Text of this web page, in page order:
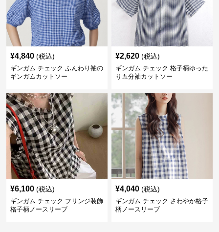
¥4,840 (税込)
ギンガム チェック ふんわり袖の
ギンガムカットソー
¥2,620 (税込)
ギンガム チェック 格子柄ゆった
り五分袖カットソー
¥6,100 (税込)
ギンガム チェック フリンジ装飾
格子柄ノースリーブ
¥4,040 (税込)
ギンガム チェック さわやか格子
柄ノースリーブ